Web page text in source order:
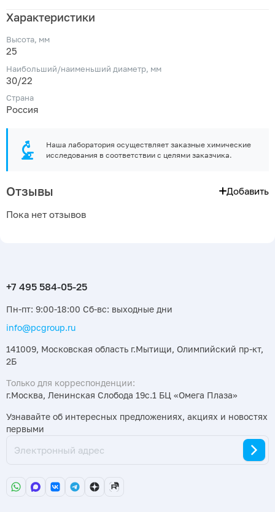
Характеристики
Высота, мм
25
Наибольший/наименьший диаметр, мм
30/22
Страна
Россия
Наша лаборатория осуществляет заказные химические
исследования в соответствии с целями заказчика.
Отзывы Добавить
Пока нет отзывов
Пн-пт: 9:00-18:00 Сб-вс: выходные дни
info@pcgroup.ru
141009, Московская область г.Мытищи, Олимпийский пр-кт,
2Б
Только для корреспонденции:
г.Москва, Ленинская Слобода 19с.1 БЦ «Омега Плаза»
Узнавайте об интересных предложениях, акциях и новостях
первыми